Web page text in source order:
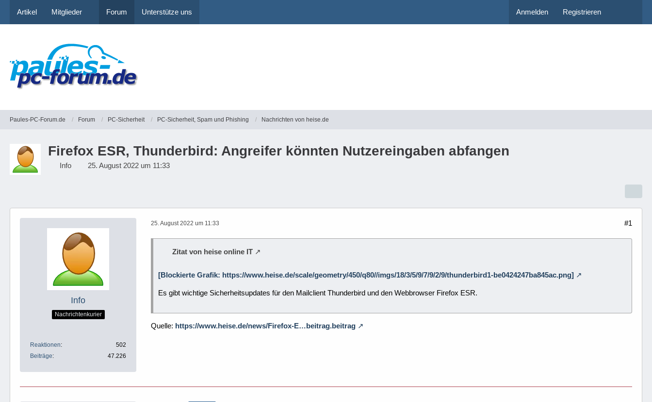
Artikel Mitglieder Forum Unterstütze uns Anmelden Registrieren
Paules-PC-Forum.de Forum PC-Sicherheit PC-Sicherheit, Spam und Phishing Nachrichten von heise.de
Firefox ESR, Thunderbird: Angreifer könnten Nutzereingaben abfangen
Info 25. August 2022 um 11:33
Info
Nachrichtenkurier
Reaktionen
502
Beiträge
47.226
25. August 2022 um 11:33 #1
Zitat von heise online IT
[Blockierte Grafik: https://www.heise.de/scale/geometry/450/q80//imgs/18/3/5/9/7/9/2/9/thunderbird1-be0424247ba845ac.png]
Es gibt wichtige Sicherheitsupdates für den Mailclient Thunderbird und den Webbrowser Firefox ESR.
Quelle: https://www.heise.de/news/Firefox-E…beitrag.beitrag